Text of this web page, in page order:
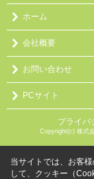
ホーム
会社概要
お問い合わせ
PCサイト
プライバ
Copyright(c) 株式
当サイトでは、お客
して、クッキー（